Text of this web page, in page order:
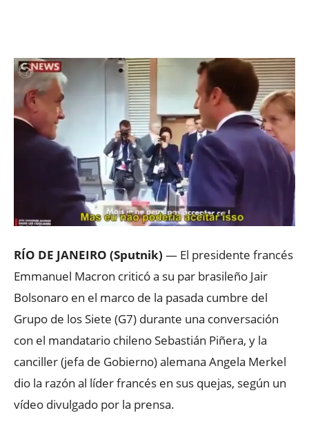
RÍO DE JANEIRO (Sputnik) — El presidente francés
Emmanuel Macron criticó a su par brasileño Jair
Bolsonaro en el marco de la pasada cumbre del
Grupo de los Siete (G7) durante una conversación
con el mandatario chileno Sebastián Piñera, y la
canciller (jefa de Gobierno) alemana Angela Merkel
dio la razón al líder francés en sus quejas, según un
vídeo divulgado por la prensa.